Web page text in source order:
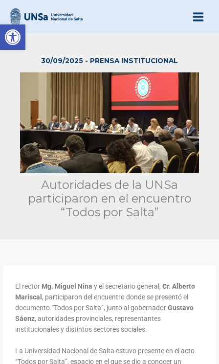
Abrir barra de
contenido
30/09/2025 - PRENSA INSTITUCIONAL
Autoridades de la UNSa
participaron en el encuentro
“Todos por Salta”
El rector Mg. Miguel Nina y el secretario general,Cr. Alberto
Mariscal , participaron del encuentro donde se presentó el
documento “Todos por Salta”, junto al gobernadorGustavo
Sáenz, autoridades provinciales, representantes
institucionales y distintos sectores sociales.
La Universidad Nacional de Salta estuvo presente en el acto
“Todos por Salta”, espacio en el que se dio a conocer un